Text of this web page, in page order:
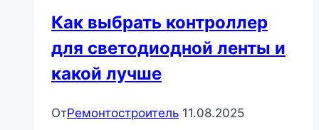
Как выбрать контроллер
для светодиодной ленты и
какой лучше
ОтРемонтостроитель 11.08.2025